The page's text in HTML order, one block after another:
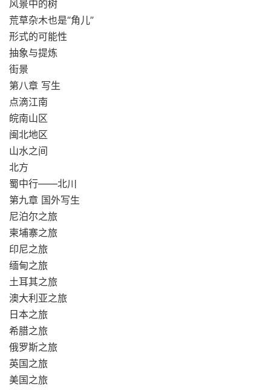
风景中的树
荒草杂木也是“角儿”
形式的可能性
抽象与提炼
街景
第八章 写生
点滴江南
皖南山区
闽北地区
山水之间
北方
蜀中行——北川
第九章 国外写生
尼泊尔之旅
柬埔寨之旅
印尼之旅
缅甸之旅
土耳其之旅
澳大利亚之旅
日本之旅
希腊之旅
俄罗斯之旅
英国之旅
美国之旅